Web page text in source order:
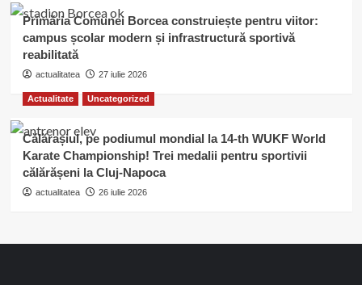
Primăria Comunei Borcea construiește pentru viitor:
campus școlar modern și infrastructură sportivă
reabilitată
actualitatea 27 iulie 2026
Actualitate Uncategorized
Călărașiul, pe podiumul mondial la 14-th WUKF World
Karate Championship! Trei medalii pentru sportivii
călărășeni la Cluj-Napoca
actualitatea 26 iulie 2026